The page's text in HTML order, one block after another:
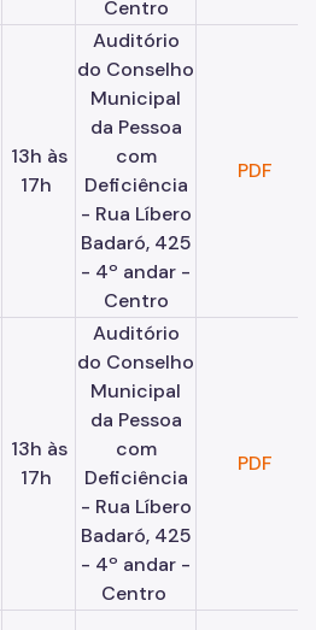
Centro
13h às
17h
Auditório
do Conselho
Municipal
da Pessoa
com
Deficiência
- Rua Líbero
Badaró, 425
- 4º andar -
Centro
PDF
13h às
17h
Auditório
do Conselho
Municipal
da Pessoa
com
Deficiência
- Rua Líbero
Badaró, 425
- 4º andar -
Centro
PDF